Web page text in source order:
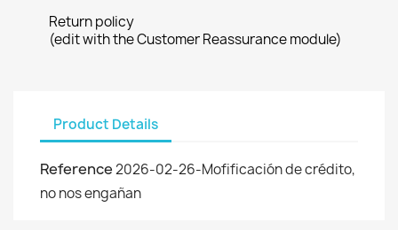
Return policy
(edit with the Customer Reassurance module)
Product Details
Reference2026-02-26-Mofificación de crédito,
no nos engañan